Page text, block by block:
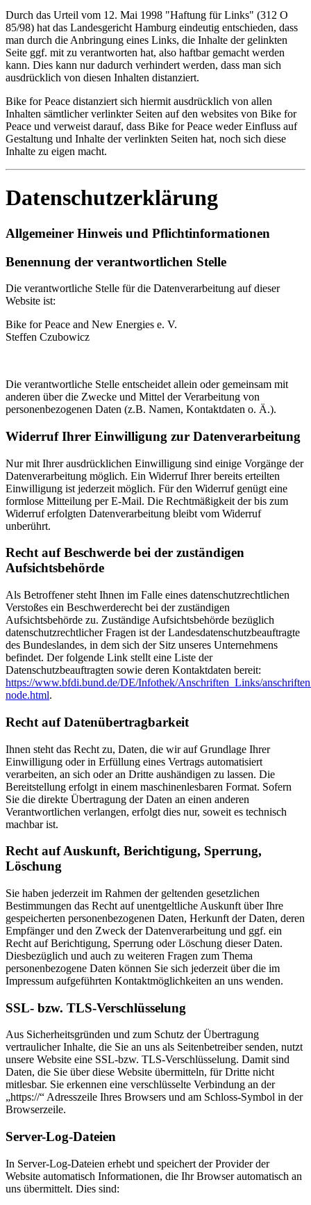
Durch das Urteil vom 12. Mai 1998 "Haftung für Links" (312 O
85/98) hat das Landesgericht Hamburg eindeutig entschieden, dass
man durch die Anbringung eines Links, die Inhalte der gelinkten
Seite ggf. mit zu verantworten hat, also haftbar gemacht werden
kann. Dies kann nur dadurch verhindert werden, dass man sich
ausdrücklich von diesen Inhalten distanziert.
Bike for Peace distanziert sich hiermit ausdrücklich von allen
Inhalten sämtlicher verlinkter Seiten auf den websites von Bike for
Peace und verweist darauf, dass Bike for Peace weder Einfluss auf
Gestaltung und Inhalte der verlinkten Seiten hat, noch sich diese
Inhalte zu eigen macht.
Datenschutzerklärung
Allgemeiner Hinweis und Pflichtinformationen
Benennung der verantwortlichen Stelle
Die verantwortliche Stelle für die Datenverarbeitung auf dieser
Website ist:
Bike for Peace and New Energies e. V.
Steffen Czubowicz
Die verantwortliche Stelle entscheidet allein oder gemeinsam mit
anderen über die Zwecke und Mittel der Verarbeitung von
personenbezogenen Daten (z.B. Namen, Kontaktdaten o. Ä.).
Widerruf Ihrer Einwilligung zur Datenverarbeitung
Nur mit Ihrer ausdrücklichen Einwilligung sind einige Vorgänge der
Datenverarbeitung möglich. Ein Widerruf Ihrer bereits erteilten
Einwilligung ist jederzeit möglich. Für den Widerruf genügt eine
formlose Mitteilung per E-Mail. Die Rechtmäßigkeit der bis zum
Widerruf erfolgten Datenverarbeitung bleibt vom Widerruf
unberührt.
Recht auf Beschwerde bei der zuständigen
Aufsichtsbehörde
Als Betroffener steht Ihnen im Falle eines datenschutzrechtlichen
Verstoßes ein Beschwerderecht bei der zuständigen
Aufsichtsbehörde zu. Zuständige Aufsichtsbehörde bezüglich
datenschutzrechtlicher Fragen ist der Landesdatenschutzbeauftragte
des Bundeslandes, in dem sich der Sitz unseres Unternehmens
befindet. Der folgende Link stellt eine Liste der
Datenschutzbeauftragten sowie deren Kontaktdaten bereit:
https://www.bfdi.bund.de/DE/Infothek/Anschriften_Links/
node.html.
Recht auf Datenübertragbarkeit
Ihnen steht das Recht zu, Daten, die wir auf Grundlage Ihrer
Einwilligung oder in Erfüllung eines Vertrags automatisiert
verarbeiten, an sich oder an Dritte aushändigen zu lassen. Die
Bereitstellung erfolgt in einem maschinenlesbaren Format. Sofern
Sie die direkte Übertragung der Daten an einen anderen
Verantwortlichen verlangen, erfolgt dies nur, soweit es technisch
machbar ist.
Recht auf Auskunft, Berichtigung, Sperrung,
Löschung
Sie haben jederzeit im Rahmen der geltenden gesetzlichen
Bestimmungen das Recht auf unentgeltliche Auskunft über Ihre
gespeicherten personenbezogenen Daten, Herkunft der Daten, deren
Empfänger und den Zweck der Datenverarbeitung und ggf. ein
Recht auf Berichtigung, Sperrung oder Löschung dieser Daten.
Diesbezüglich und auch zu weiteren Fragen zum Thema
personenbezogene Daten können Sie sich jederzeit über die im
Impressum aufgeführten Kontaktmöglichkeiten an uns wenden.
SSL- bzw. TLS-Verschlüsselung
Aus Sicherheitsgründen und zum Schutz der Übertragung
vertraulicher Inhalte, die Sie an uns als Seitenbetreiber senden, nutzt
unsere Website eine SSL-bzw. TLS-Verschlüsselung. Damit sind
Daten, die Sie über diese Website übermitteln, für Dritte nicht
mitlesbar. Sie erkennen eine verschlüsselte Verbindung an der
„https://“ Adresszeile Ihres Browsers und am Schloss-Symbol in der
Browserzeile.
Server-Log-Dateien
In Server-Log-Dateien erhebt und speichert der Provider der
Website automatisch Informationen, die Ihr Browser automatisch an
uns übermittelt. Dies sind: